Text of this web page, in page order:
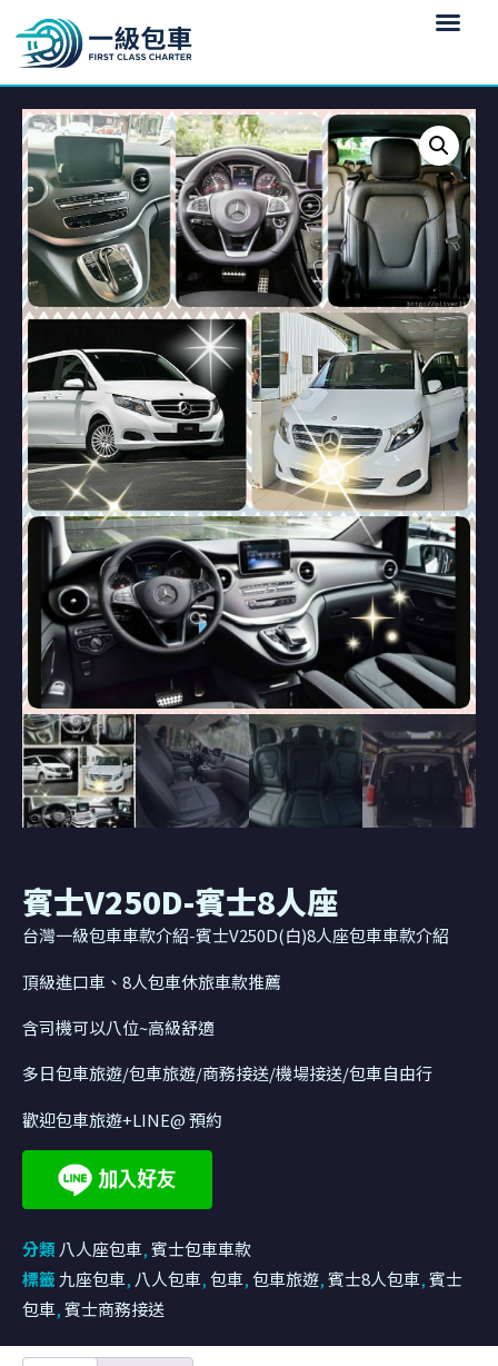
賓士V250D-賓士8人座
台灣一級包車車款介紹-賓士V250D(白)8人座包車車款介紹
頂級進口車、8人包車休旅車款推薦
含司機可以八位~高級舒適
多日包車旅遊/包車旅遊/商務接送/機場接送/包車自由行
歡迎包車旅遊+LINE@ 預約
分類 八人座包車,賓士包車車款
標籤 九座包車, 八人包車,包車,包車旅遊,賓士8人包車,賓士
包車,賓士商務接送